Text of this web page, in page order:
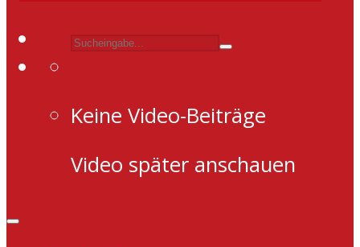
Keine Video-Beiträge
Video später anschauen